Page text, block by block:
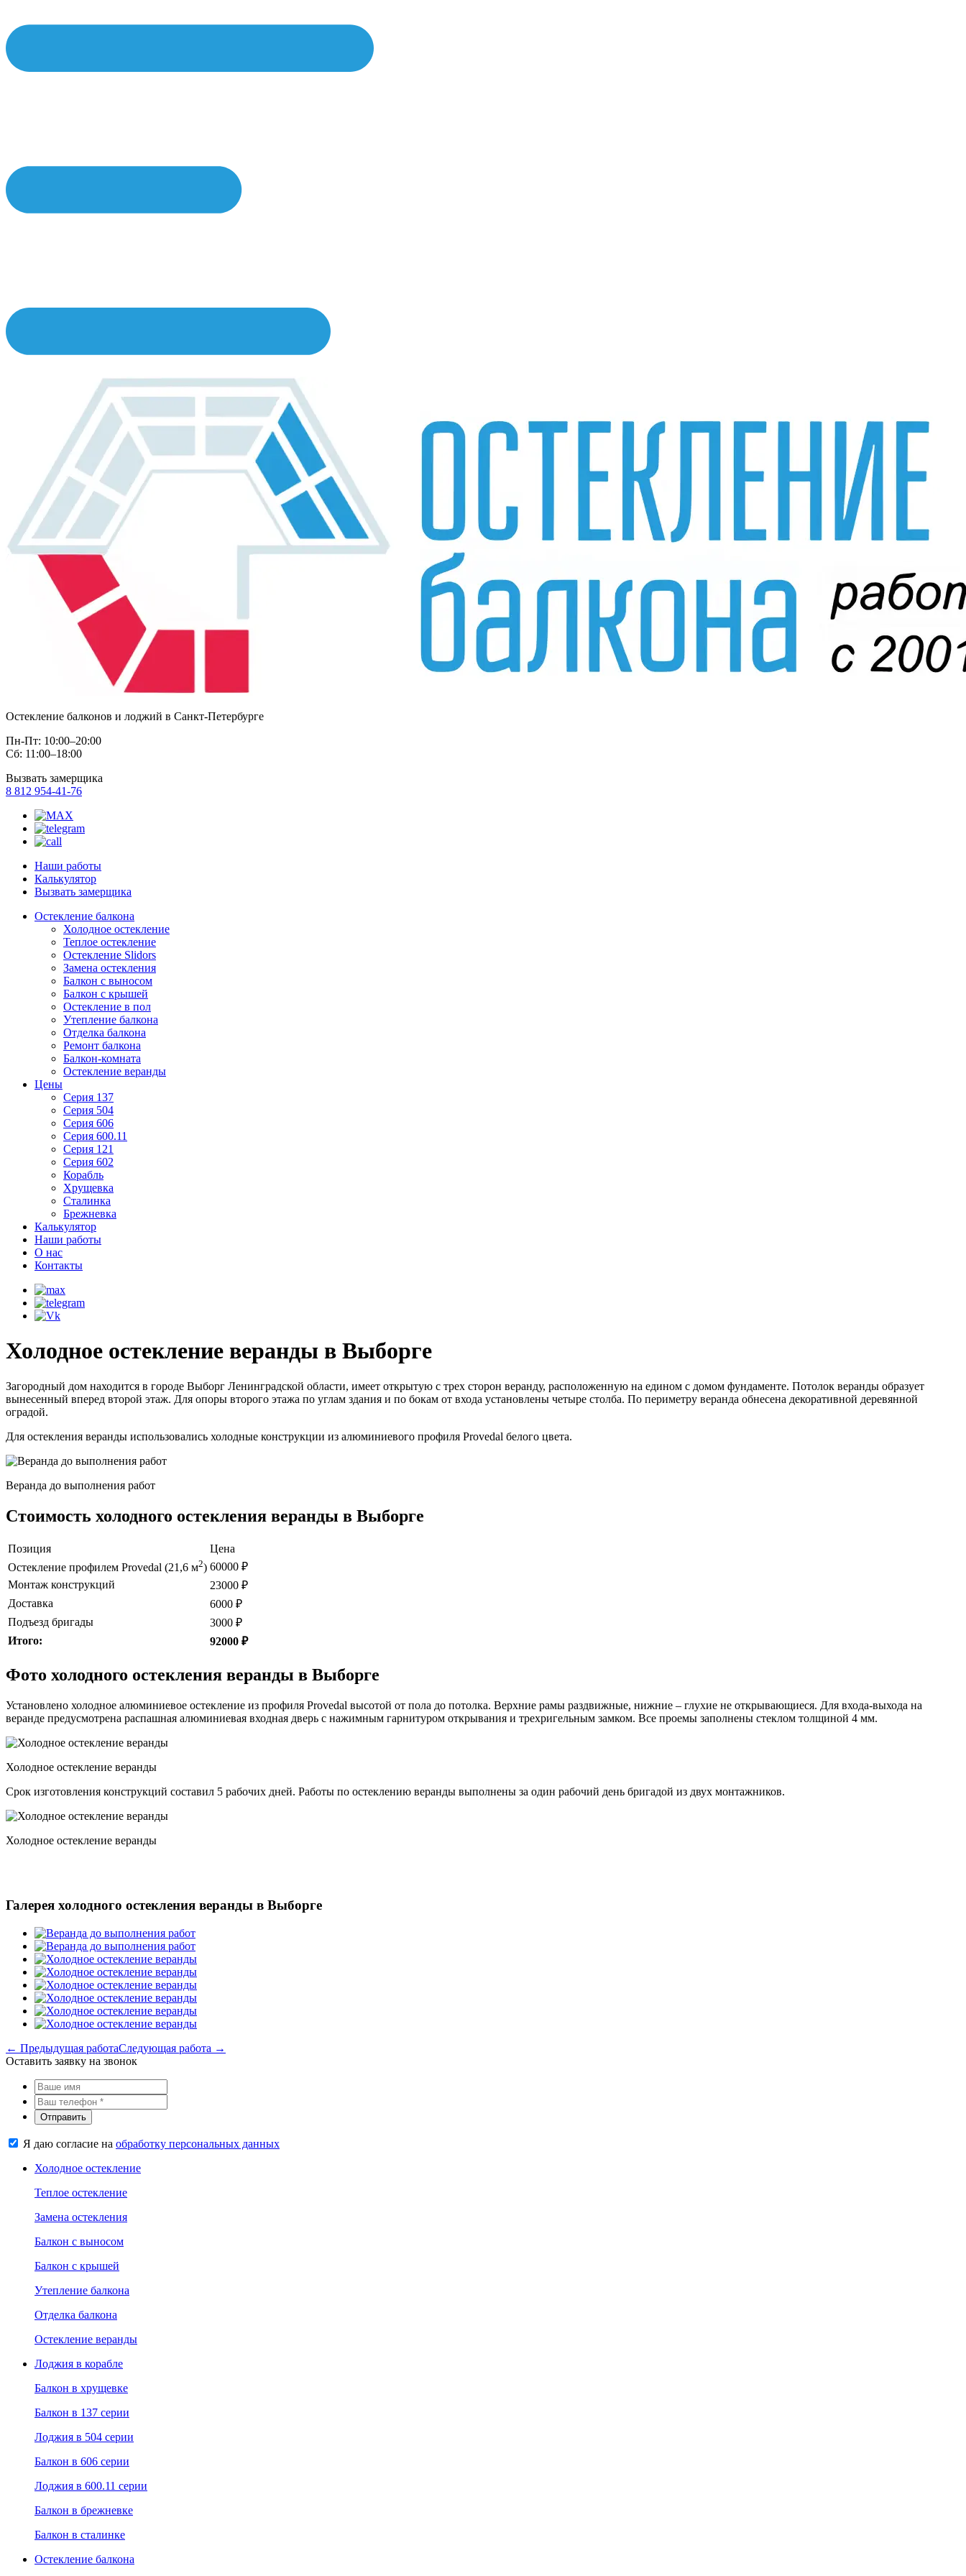
Остекление балконов и лоджий в Санкт-Петербурге
Пн-Пт: 10:00–20:00
Сб: 11:00–18:00
Вызвать замерщика
8 812 954-41-76
Наши работы
Калькулятор
Вызвать замерщика
Остекление балкона
Холодное остекление
Теплое остекление
Остекление Slidors
Замена остекления
Балкон с выносом
Балкон с крышей
Остекление в пол
Утепление балкона
Отделка балкона
Ремонт балкона
Балкон-комната
Остекление веранды
Цены
Серия 137
Серия 504
Серия 606
Серия 600.11
Серия 121
Серия 602
Корабль
Хрущевка
Сталинка
Брежневка
Калькулятор
Наши работы
О нас
Контакты
Холодное остекление веранды в Выборге
Загородный дом находится в городе Выборг Ленинградской области, имеет открытую с трех сторон веранду, расположенную на едином с домом фундаменте. Потолок веранды образует
вынесенный вперед второй этаж. Для опоры второго этажа по углам здания и по бокам от входа установлены четыре столба. По периметру веранда обнесена декоративной деревянной
оградой.
Для остекления веранды использовались холодные конструкции из алюминиевого профиля Provedal белого цвета.
Веранда до выполнения работ
Стоимость холодного остекления веранды в Выборге
Позиция
Цена
Остекление профилем Provedal (21,6 м2) 60000 ₽
Монтаж конструкций
23000 ₽
Доставка
6000 ₽
Подъезд бригады
3000 ₽
Итого:
92000 ₽
Фото холодного остекления веранды в Выборге
Установлено холодное алюминиевое остекление из профиля Provedal высотой от пола до потолка. Верхние рамы раздвижные, нижние – глухие не открывающиеся. Для входа-выхода на
веранде предусмотрена распашная алюминиевая входная дверь с нажимным гарнитуром открывания и трехригельным замком. Все проемы заполнены стеклом толщиной 4 мм.
Холодное остекление веранды
Срок изготовления конструкций составил 5 рабочих дней. Работы по остеклению веранды выполнены за один рабочий день бригадой из двух монтажников.
Холодное остекление веранды
Галерея холодного остекления веранды в Выборге
← Предыдущая работаСледующая работа →
Оставить заявку на звонок
Отправить
Я даю согласие на обработку персональных данных
Холодное остекление
Теплое остекление
Замена остекления
Балкон с выносом
Балкон с крышей
Утепление балкона
Отделка балкона
Остекление веранды
Лоджия в корабле
Балкон в хрущевке
Балкон в 137 серии
Лоджия в 504 серии
Балкон в 606 серии
Лоджия в 600.11 серии
Балкон в брежневке
Балкон в сталинке
Остекление балкона